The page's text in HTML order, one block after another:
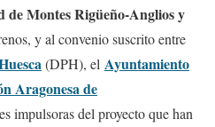
de Montes Rigüeño-Anglios y
y al convenio suscrito entre
(DPH), el Ayuntamiento
Aragonesa de
impulsoras del proyecto que han